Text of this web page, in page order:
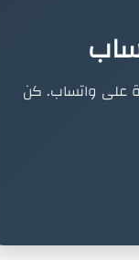
على واتساب. كن